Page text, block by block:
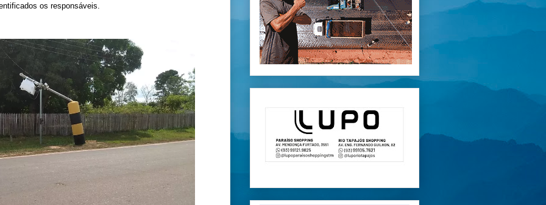
os responsáveis.